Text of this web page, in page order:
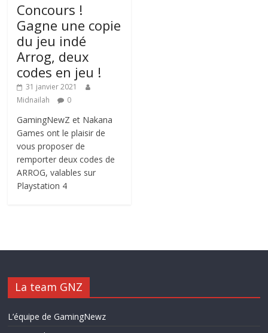
Concours !
Gagne une copie
du jeu indé
Arrog, deux
codes en jeu !
31 janvier 2021
Midnailah
0
GamingNewZ et Nakana
Games ont le plaisir de
vous proposer de
remporter deux codes de
ARROG, valables sur
Playstation 4
La team GNZ
L’équipe de GamingNewz